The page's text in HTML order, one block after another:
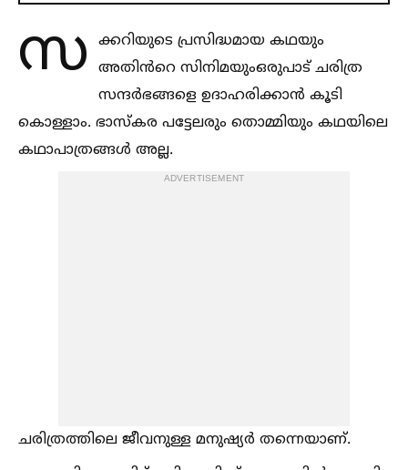
സ
ക്കറിയുടെ പ്രസിദ്ധമായ കഥയും
അതിൻറെ സിനിമയുംഒരുപാട് ചരിത്ര
സന്ദർഭങ്ങളെ ഉദാഹരിക്കാൻ കൂടി
കൊള്ളാം. ഭാസ്കര പട്ടേലരും തൊമ്മിയും കഥയിലെ
കഥാപാത്രങ്ങള്‍ അല്ല.
ADVERTISEMENT
ചരിത്രത്തിലെ ജീവനുള്ള മനുഷ്യർ തന്നെയാണ്.